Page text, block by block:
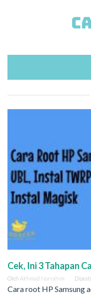
Cek, Ini 3 Tahapan
Oleh Akhmad Norrahim
Cara root HP Samsung